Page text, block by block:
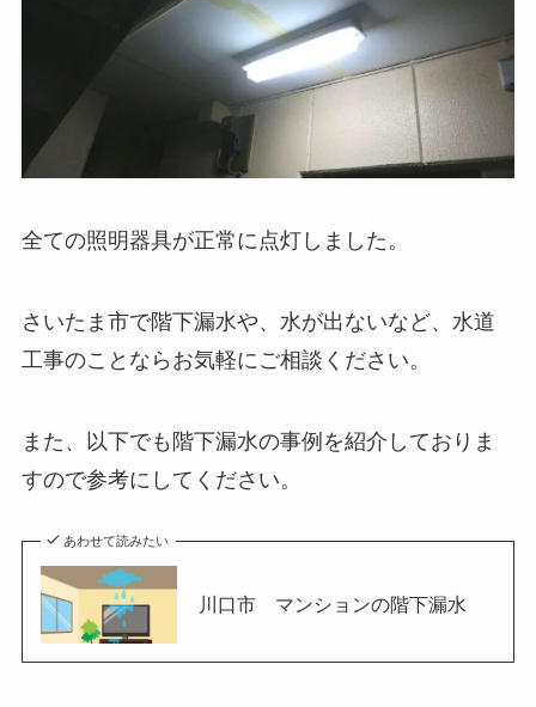
全ての照明器具が正常に点灯しました。
さいたま市で階下漏水や、水が出ないなど、水道
工事のことならお気軽にご相談ください。
また、以下でも階下漏水の事例を紹介しておりま
すので参考にしてください。
あわせて読みたい
川口市 マンションの階下漏水